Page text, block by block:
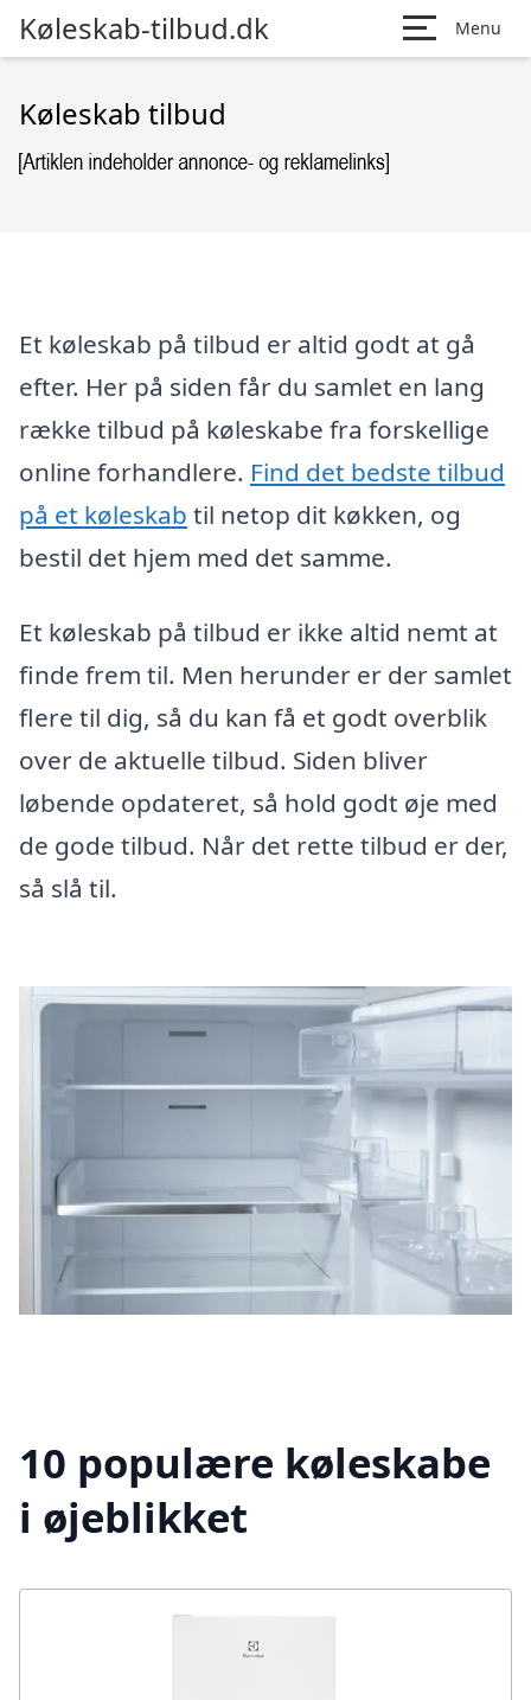
Køleskab-tilbud.dk Menu
Køleskab tilbud
Et køleskab på tilbud er altid godt at gå
efter. Her på siden får du samlet en lang
række tilbud på køleskabe fra forskellige
online forhandlere. Find det bedste tilbud
på et køleskab til netop dit køkken, og
bestil det hjem med det samme.
Et køleskab på tilbud er ikke altid nemt at
finde frem til. Men herunder er der samlet
flere til dig, så du kan få et godt overblik
over de aktuelle tilbud. Siden bliver
løbende opdateret, så hold godt øje med
de gode tilbud. Når det rette tilbud er der,
så slå til.
10 populære køleskabe
i øjeblikket